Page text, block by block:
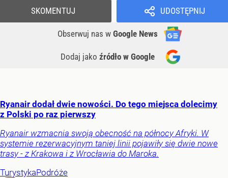
UDOSTĘPNIJ
Obserwuj nas w Google News
Dodaj jako źródło w Google
SKOMENTUJ
Ryanair dodał dwie nowości. Do tego miejsca dolecimy
z Polski po raz pierwszy
Ryanair wzmacnia swoją obecność na północy Afryki. W
systemie rezerwacyjnym taniej linii pojawiły się dwie nowe
trasy - z Krakowa i z Wrocławia do Maroka.
TurystykaPodróże